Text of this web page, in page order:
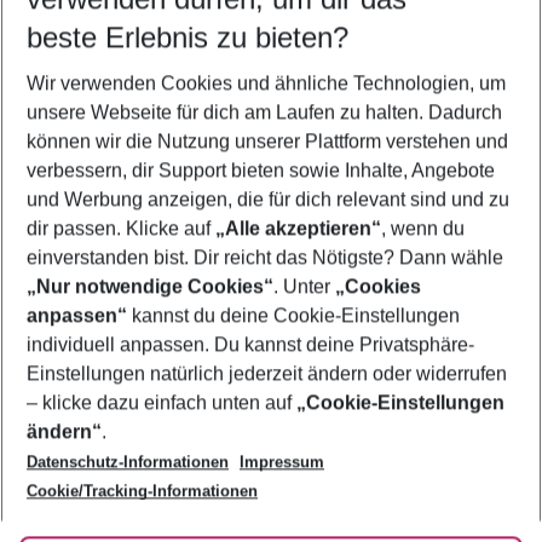
5-8 Nächte
2 Erwachsene Keine Kinder
Mehr Filter anzeigen
Footer
Footer navigation
Über uns
AGB
Bestpreisgarantie
Cookie-Einstellungen ändern
Cookie-Richtlinie
Agenturbetreuung
Barrierefreies Reisen
Folge uns
beste Erlebnis zu bieten?
Wir verwenden Cookies und ähnliche Technologien, um
unsere Webseite für dich am Laufen zu halten. Dadurch
können wir die Nutzung unserer Plattform verstehen und
verbessern, dir Support bieten sowie Inhalte, Angebote
und Werbung anzeigen, die für dich relevant sind und zu
dir passen. Klicke auf „Alle akzeptieren“, wenn du
einverstanden bist. Dir reicht das Nötigste? Dann wähle
„Nur notwendige Cookies“. Unter „Cookies
anpassen“ kannst du deine Cookie-Einstellungen
individuell anpassen. Du kannst deine Privatsphäre-
Einstellungen natürlich jederzeit ändern oder widerrufen
– klicke dazu einfach unten auf „Cookie-Einstellungen
ändern“.
Datenschutz-Informationen
Impressum
Cookie/Tracking-Informationen